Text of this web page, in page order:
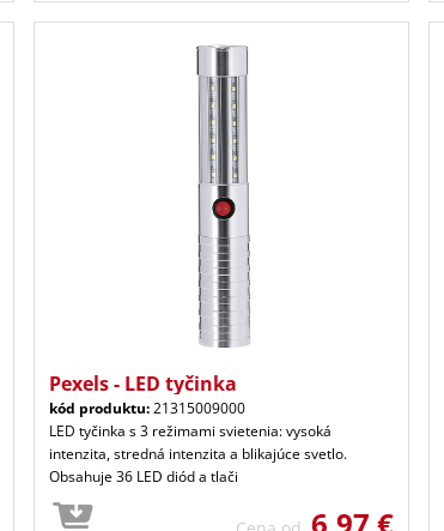
Pexels - LED tyčinka
kód produktu:21315009000
LED tyčinka s 3 režimami svietenia: vysoká
intenzita, stredná intenzita a blikajúce svetlo.
Obsahuje 36 LED diód a tlači